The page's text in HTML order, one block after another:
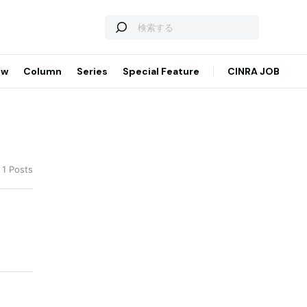
Column Series Special Feature CINRA JOB
Posts